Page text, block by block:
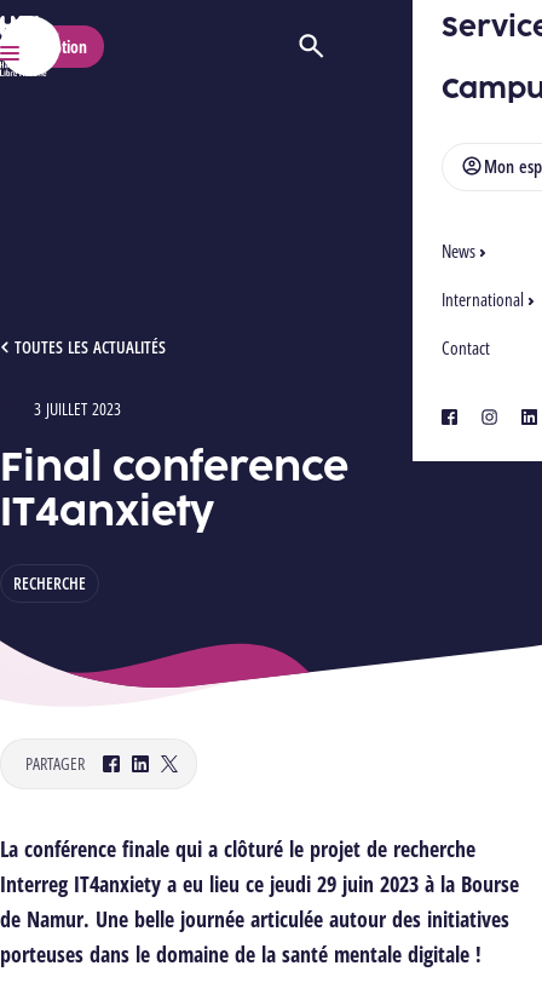
HELMo
Menu
Mon
News
International
Contact
facebook
Inscription Ouvrir/Fermer la recherche
TOUTES LES ACTUALITÉS
FINAL CONFERENCE IT4ANXIETY
Final conference
IT4anxiety
Type : Articles
3 JUILLET 2023
RECHERCHE
PARTAGER
Facebook
LinkedInTwitter
La conférence finale qui a clôturé le projet de recherche
Interreg IT4anxiety a eu lieu ce jeudi 29 juin 2023 à la Bourse
de Namur. Une belle journée articulée autour des initiatives
porteuses dans le domaine de la santé mentale digitale !